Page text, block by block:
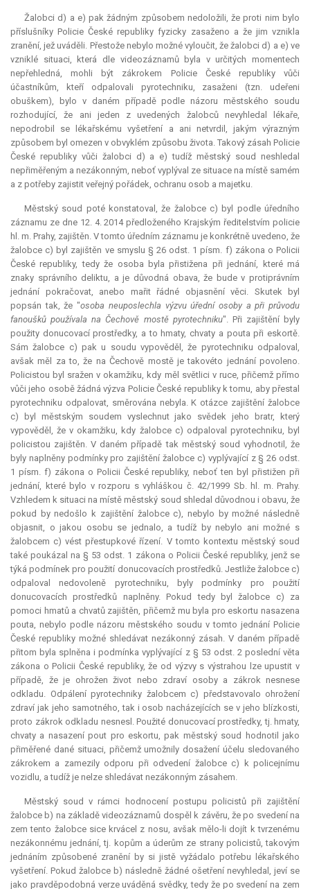
Žalobci d) a e) pak žádným způsobem nedoložili, že proti nim bylo
příslušníky Policie České republiky fyzicky zasaženo a že jim vznikla
zranění, jež uváděli. Přestože nebylo možné vyloučit, že žalobci d) a e) ve
vzniklé situaci, která dle videozáznamů byla v určitých momentech
nepřehledná, mohli být zákrokem Policie České republiky vůči
účastníkům, kteří odpalovali pyrotechniku, zasaženi (tzn. udeřeni
obuškem), bylo v daném případě podle názoru městského soudu
rozhodující, že ani jeden z uvedených žalobců nevyhledal lékaře,
nepodrobil se lékařskému vyšetření a ani netvrdil, jakým výrazným
způsobem byl omezen v obvyklém způsobu života. Takový zásah Policie
České republiky vůči žalobci d) a e) tudíž městský soud neshledal
nepřiměřeným a nezákonným, neboť vyplýval ze situace na místě samém
a z potřeby zajistit veřejný pořádek, ochranu osob a majetku.
Městský soud poté konstatoval, že žalobce c) byl podle úředního
záznamu ze dne 12. 4. 2014 předloženého Krajským ředitelstvím policie
hl. m. Prahy, zajištěn. V tomto úředním záznamu je konkrétně uvedeno, že
žalobce c) byl zajištěn ve smyslu § 26 odst. 1 písm. f) zákona o Policii
České republiky, tedy že osoba byla přistižena při jednání, které má
znaky správního deliktu, a je důvodná obava, že bude v protiprávním
jednání pokračovat, anebo mařit řádné objasnění věci. Skutek byl
popsán tak, že "osoba neuposlechla výzvu úřední osoby a při průvodu
fanoušků používala na Čechově mostě pyrotechniku". Při zajištění byly
použity donucovací prostředky, a to hmaty, chvaty a pouta při eskortě.
Sám žalobce c) pak u soudu vypověděl, že pyrotechniku odpaloval,
avšak měl za to, že na Čechově mostě je takovéto jednání povoleno.
Policistou byl sražen v okamžiku, kdy měl světlici v ruce, přičemž přímo
vůči jeho osobě žádná výzva Policie České republiky k tomu, aby přestal
pyrotechniku odpalovat, směrována nebyla. K otázce zajištění žalobce
c) byl městským soudem vyslechnut jako svědek jeho bratr, který
vypověděl, že v okamžiku, kdy žalobce c) odpaloval pyrotechniku, byl
policistou zajištěn. V daném případě tak městský soud vyhodnotil, že
byly naplněny podmínky pro zajištění žalobce c) vyplývající z § 26 odst.
1 písm. f) zákona o Policii České republiky, neboť ten byl přistižen při
jednání, které bylo v rozporu s vyhláškou č. 42/1999 Sb. hl. m. Prahy.
Vzhledem k situaci na místě městský soud shledal důvodnou i obavu, že
pokud by nedošlo k zajištění žalobce c), nebylo by možné následně
objasnit, o jakou osobu se jednalo, a tudíž by nebylo ani možné s
žalobcem c) vést přestupkové řízení. V tomto kontextu městský soud
také poukázal na § 53 odst. 1 zákona o Policii České republiky, jenž se
týká podmínek pro použití donucovacích prostředků. Jestliže žalobce c)
odpaloval nedovoleně pyrotechniku, byly podmínky pro použití
donucovacích prostředků naplněny. Pokud tedy byl žalobce c) za
pomoci hmatů a chvatů zajištěn, přičemž mu byla pro eskortu nasazena
pouta, nebylo podle názoru městského soudu v tomto jednání Policie
České republiky možné shledávat nezákonný zásah. V daném případě
přitom byla splněna i podmínka vyplývající z § 53 odst. 2 poslední věta
zákona o Policii České republiky, že od výzvy s výstrahou lze upustit v
případě, že je ohrožen život nebo zdraví osoby a zákrok nesnese
odkladu. Odpálení pyrotechniky žalobcem c) představovalo ohrožení
zdraví jak jeho samotného, tak i osob nacházejících se v jeho blízkosti,
proto zákrok odkladu nesnesl. Použité donucovací prostředky, tj. hmaty,
chvaty a nasazení pout pro eskortu, pak městský soud hodnotil jako
přiměřené dané situaci, přičemž umožnily dosažení účelu sledovaného
zákrokem a zamezily odporu při odvedení žalobce c) k policejnímu
vozidlu, a tudíž je nelze shledávat nezákonným zásahem.
Městský soud v rámci hodnocení postupu policistů při zajištění
žalobce b) na základě videozáznamů dospěl k závěru, že po svedení na
zem tento žalobce sice krvácel z nosu, avšak mělo-li dojít k tvrzenému
nezákonnému jednání, tj. kopům a úderům ze strany policistů, takovým
jednáním způsobené zranění by si jistě vyžádalo potřebu lékařského
vyšetření. Pokud žalobce b) následně žádné ošetření nevyhledal, jeví se
jako pravděpodobná verze uváděná svědky, tedy že po svedení na zem